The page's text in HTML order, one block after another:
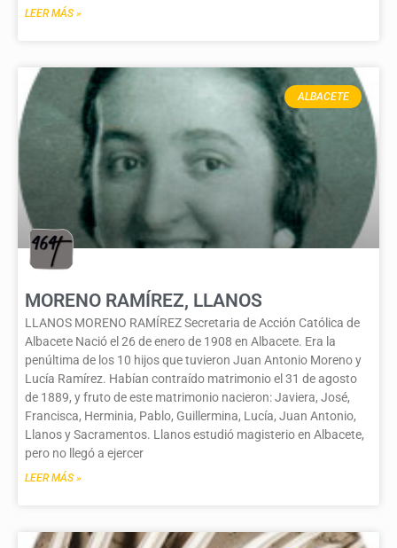
LEER MÁS »
ALBACETE
MORENO RAMÍREZ, LLANOS
LLANOS MORENO RAMÍREZ Secretaria de Acción Católica de
Albacete Nació el 26 de enero de 1908 en Albacete. Era la
penúltima de los 10 hijos que tuvieron Juan Antonio Moreno y
Lucía Ramírez. Habían contraído matrimonio el 31 de agosto
de 1889, y fruto de este matrimonio nacieron: Javiera, José,
Francisca, Herminia, Pablo, Guillermina, Lucía, Juan Antonio,
Llanos y Sacramentos. Llanos estudió magisterio en Albacete,
pero no llegó a ejercer
LEER MÁS »